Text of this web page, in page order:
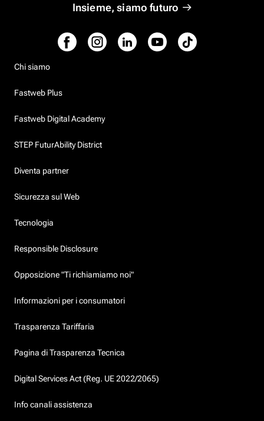
Insieme, siamo futuro
Chi siamo
Fastweb Plus
Fastweb Digital Academy
STEP FuturAbility District
Diventa partner
Sicurezza sul Web
Tecnologia
Responsible Disclosure
Opposizione "Ti richiamiamo noi"
Informazioni per i consumatori
Trasparenza Tariffaria
Pagina di Trasparenza Tecnica
Digital Services Act (Reg. UE 2022/2065)
Info canali assistenza